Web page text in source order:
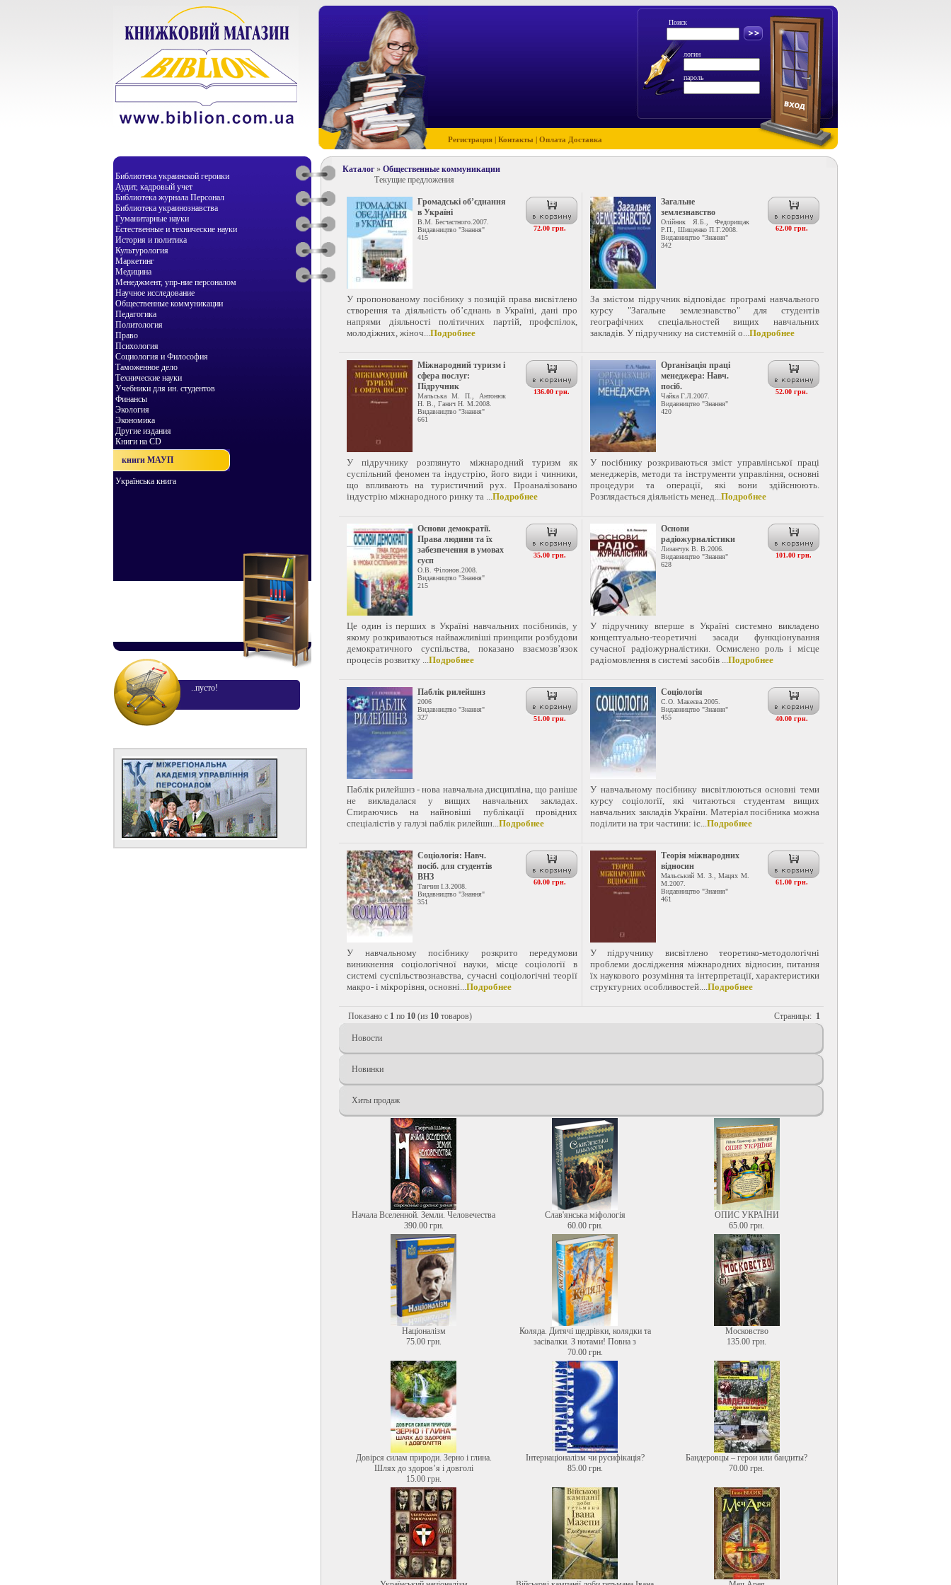
Поиск
логин
пароль
Регистрация | Контакты | Оплата Доставка
Библиотека украинской героики
Аудит, кадровый учет
Библиотека журнала Персонал
Библиотека украинознавства
Гуманитарные науки
Естественные и технические науки
История и политика
Культурология
Маркетинг
Медицина
Менеджмент, упр-ние персоналом
Научное исследование
Общественные коммуникации
Педагогика
Политология
Право
Психология
Социология и Философия
Таможенное дело
Технические науки
Учебники для ин. студентов
Финансы
Экология
Экономика
Другие издания
Книги на CD
книги МАУП
Українська книга
..пусто!
Каталог» Общественные коммуникации
Текущие предложения
Громадські об’єднання
в Україні
В.М. Бесчастного.2007.
Видавництво "Знання"
415
72.00 грн.
У пропонованому посібнику з позицій права висвітлено
створення та діяльність об’єднань в Україні, дані про
напрями діяльності політичних партій, профспілок,
молодіжних, жіноч...Подробнее
Загальне
землезнавство
Олійник Я.Б., Федорищак
Р.П., Шищенко П.Г.2008.
Видавництво "Знання"
342
62.00 грн.
За змістом підручник відповідає програмі навчального
курсу "Загальне землезнавство" для студентів
географічних спеціальностей вищих навчальних
закладів. У підручнику на системній о...Подробнее
Міжнародний туризм і
сфера послуг:
Підручник
Мальська М. П., Антонюк
Н. В., Ганич Н. М.2008.
Видавництво "Знання"
661
136.00 грн.
У підручнику розглянуто міжнародний туризм як
суспільний феномен та індустрію, його види і чинники,
що впливають на туристичний рух. Проаналізовано
індустрію міжнародного ринку та ...Подробнее
Організація праці
менеджера: Навч.
посіб.
Чайка Г.Л.2007.
Видавництво "Знання"
420
52.00 грн.
У посібнику розкриваються зміст управлінської праці
менеджерів, методи та інструменти управління, основні
процедури та операції, які вони здійснюють.
Розглядається діяльність менед...Подробнее
Основи демократії.
Права людини та їх
забезпечення в умовах
сусп
О.В. Філонов.2008.
Видавництво "Знання"
215
35.00 грн.
Це один із перших в Україні навчальних посібників, у
якому розкриваються найважливіші принципи розбудови
демократичного суспільства, показано взаємозв’язок
процесів розвитку ...Подробнее
Основи
радіожурналістики
Лизанчук В. В.2006.
Видавництво "Знання"
628
101.00 грн.
У підручнику вперше в Україні системно викладено
концептуально-теоретичні засади функціонування
сучасної радіожурналістики. Осмислено роль і місце
радіомовлення в системі засобів ...Подробнее
Паблік рилейшнз
2006
Видавництво "Знання"
327
51.00 грн.
Паблік рилейшнз - нова навчальна дисципліна, що раніше
не викладалася у вищих навчальних закладах.
Спираючись на найновіші публікації провідних
спеціалістів у галузі паблік рилейшн...Подробнее
Соціологія
С.О. Макеєва.2005.
Видавництво "Знання"
455
40.00 грн.
У навчальному посібнику висвітлюються основні теми
курсу соціології, які читаються студентам вищих
навчальних закладів України. Матеріал посібника можна
поділити на три частини: іс...Подробнее
Соціологія: Навч.
посіб. для студентів
ВНЗ
Танчин І.З.2008.
Видавництво "Знання"
351
60.00 грн.
У навчальному посібнику розкрито передумови
виникнення соціологічної науки, місце соціології в
системі суспільствознавства, сучасні соціологічні теорії
макро- і мікрорівня, основні...Подробнее
Теорія міжнародних
відносин
Мальський М. З., Мацях М.
М.2007.
Видавництво "Знання"
461
61.00 грн.
У підручнику висвітлено теоретико-методологічні
проблеми дослідження міжнародних відносин, питання
їх наукового розуміння та інтерпретації, характеристики
структурних особливостей....Подробнее
Показано с 1 по 10 (из 10 товаров) Страницы: 1
Новости
Новинки
Хиты продаж
Начала Вселенной. Земли. Человечества
390.00 грн.
Слав'янська міфологія
60.00 грн.
ОПИС УКРАЇНИ
65.00 грн.
Націоналізм
75.00 грн.
Коляда. Дитячі щедрівки, колядки та
засівалки. З нотами! Повна з
70.00 грн.
Московство
135.00 грн.
Довірся силам природи. Зерно і глина.
Шлях до здоров’я і довголі
15.00 грн.
Інтернаціоналізм чи русифікація?
85.00 грн.
Бандеровцы – герои или бандиты?
70.00 грн.